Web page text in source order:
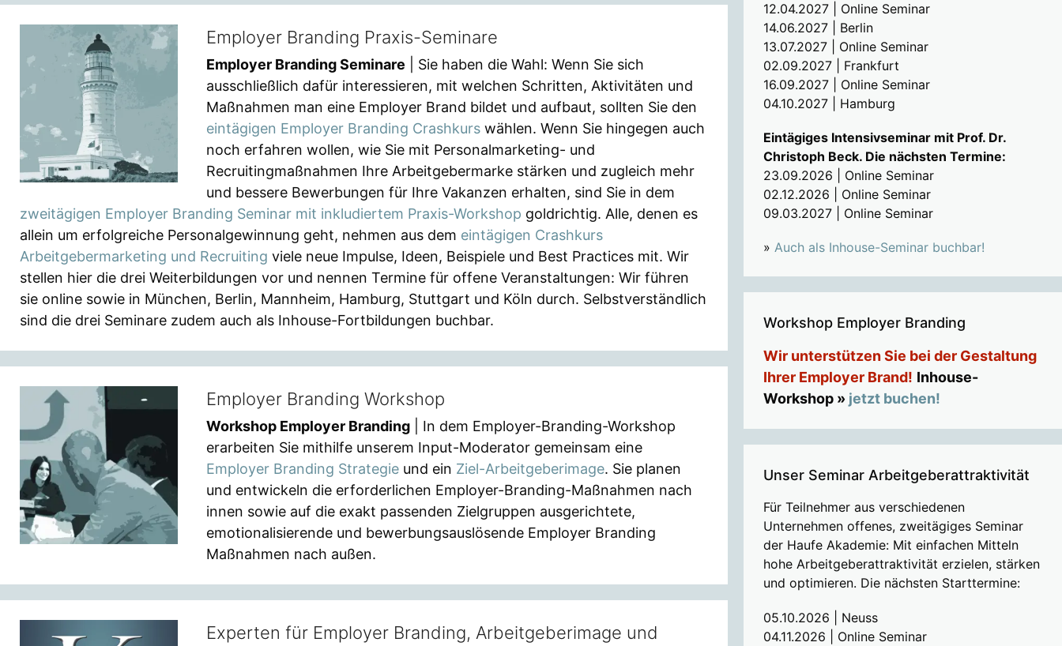
Employer Branding Praxis-Seminare
Employer Branding Seminare | Sie haben die Wahl: Wenn Sie sich
ausschließlich dafür interessieren, mit welchen Schritten, Aktivitäten und
Maßnahmen man eine Employer Brand bildet und aufbaut, sollten Sie den
eintägigen Employer Branding Crashkurs wählen. Wenn Sie hingegen auch
noch erfahren wollen, wie Sie mit Personalmarketing- und
Recruitingmaßnahmen Ihre Arbeitgebermarke stärken und zugleich mehr
und bessere Bewerbungen für Ihre Vakanzen erhalten, sind Sie in dem
zweitägigen Employer Branding Seminar mit inkludiertem Praxis-Workshop goldrichtig. Alle, denen es
allein um erfolgreiche Personalgewinnung geht, nehmen aus dem eintägigen Crashkurs
Arbeitgebermarketing und Recruiting viele neue Impulse, Ideen, Beispiele und Best Practices mit. Wir
stellen hier die drei Weiterbildungen vor und nennen Termine für offene Veranstaltungen: Wir führen
sie online sowie in München, Berlin, Mannheim, Hamburg, Stuttgart und Köln durch. Selbstverständlich
sind die drei Seminare zudem auch als Inhouse-Fortbildungen buchbar.
Employer Branding Workshop
Workshop Employer Branding | In dem Employer-Branding-Workshop
erarbeiten Sie mithilfe unserem Input-Moderator gemeinsam eine
Employer Branding Strategie und ein Ziel-Arbeitgeberimage. Sie planen
und entwickeln die erforderlichen Employer-Branding-Maßnahmen nach
innen sowie auf die exakt passenden Zielgruppen ausgerichtete,
emotionalisierende und bewerbungsauslösende Employer Branding
Maßnahmen nach außen.
Experten für Employer Branding, Arbeitgeberimage und
12.04.2027 | Online Seminar
14.06.2027 | Berlin
13.07.2027 | Online Seminar
02.09.2027 | Frankfurt
16.09.2027 | Online Seminar
04.10.2027 | Hamburg
Eintägiges Intensivseminar mit Prof. Dr.
Christoph Beck. Die nächsten Termine:
23.09.2026 | Online Seminar
02.12.2026 | Online Seminar
09.03.2027 | Online Seminar
» Auch als Inhouse-Seminar buchbar!
Workshop Employer Branding
Wir unterstützen Sie bei der Gestaltung
Ihrer Employer Brand! Inhouse-
Workshop » jetzt buchen!
Unser Seminar Arbeitgeberattraktivität
Für Teilnehmer aus verschiedenen
Unternehmen offenes, zweitägiges Seminar
der Haufe Akademie: Mit einfachen Mitteln
hohe Arbeitgeberattraktivität erzielen, stärken
und optimieren. Die nächsten Starttermine:
05.10.2026 | Neuss
04.11.2026 | Online Seminar